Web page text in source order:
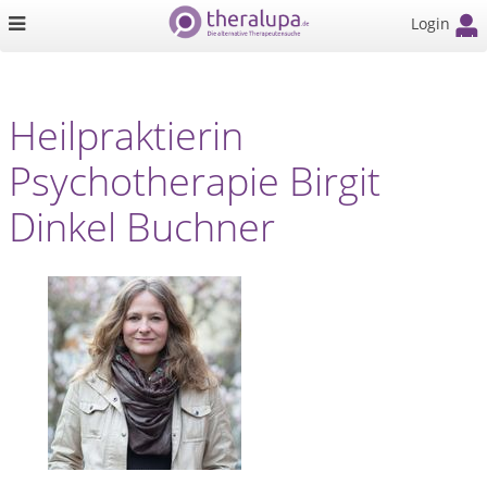
Login
Heilpraktierin
Psychotherapie Birgit
Dinkel Buchner